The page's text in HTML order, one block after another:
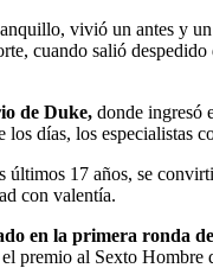
vivió un antes y
cuando salió
de Duke, donde ingresó
días, los
17 años, se
con valentía.
en la primera ronda
premio al Sexto